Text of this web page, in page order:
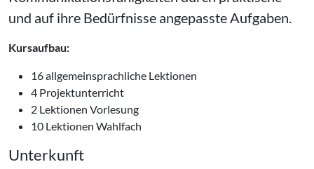
und auf ihre Bedürfnisse angepasste Aufgaben.
Kursaufbau:
16 allgemeinsprachliche Lektionen
4 Projektunterricht
2 Lektionen Vorlesung
10 Lektionen Wahlfach
Unterkunft